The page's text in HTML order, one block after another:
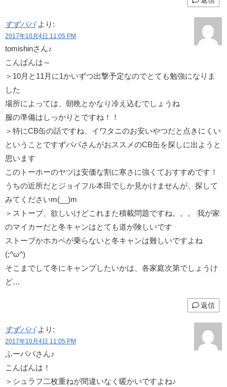
すずパパ より:
2017年10月4日 11:05 PM
tomishinさん♪
こんばんは～
＞10月と11月に1かいずつ出撃予定なのでとても勉強になりま
した
場所によっては、朝晩とかなり冷え込むでしょうね
服の準備はしっかりとですね！！
＞特にCB缶の話ですね、イワタニのお安いやつだと点きにくい
ということですずパパさんがおススメのCB缶を探しに出ようと
思います
このトーホーのヤツは安価な割に寒さに強くておすすめです！
うちの近所だとジョイフル本田でしか見かけませんが、探して
みてくださいm(__)m
＞ストーブ、欲しいけどこれまた積載問題ですね。。。 我が家
のマイカーだと冬キャンはとても道が険しいです
ストーブかホカペが乗らないと冬キャンは難しいですよね
(;^ω^)
そこまでして冬にキャンプしたいかは、各家庭次第でしょうけ
ど…
返信
すずパパ より:
2017年10月4日 11:05 PM
ふーパパさん♪
こんばんは！
＞シュラフ二枚重ねが間違いなく暖かいですよね♪